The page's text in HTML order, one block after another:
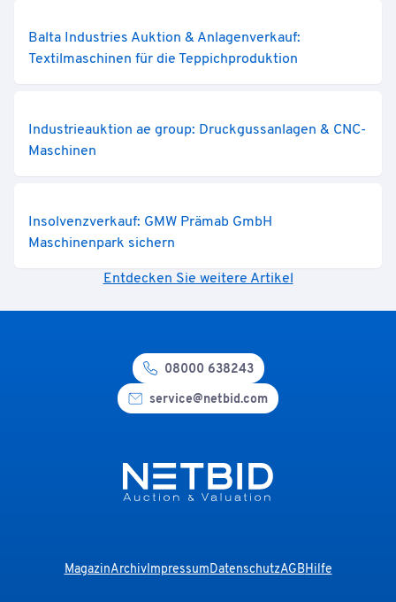
Balta Industries Auktion & Anlagenverkauf:
Textilmaschinen für die Teppichproduktion
Industrieauktion ae group: Druckgussanlagen & CNC-
Maschinen
Insolvenzverkauf: GMW Prämab GmbH
Maschinenpark sichern
Entdecken Sie weitere Artikel
08000 638243
service@netbid.com
MagazinArchivImpressumDatenschutzAGBHilfe